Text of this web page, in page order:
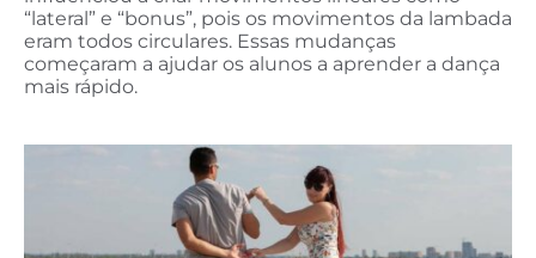
“lateral” e “bonus”, pois os movimentos da lambada
eram todos circulares. Essas mudanças
começaram a ajudar os alunos a aprender a dança
mais rápido.